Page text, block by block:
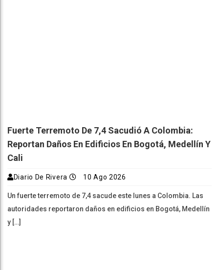
Fuerte Terremoto De 7,4 Sacudió A Colombia:
Reportan Daños En Edificios En Bogotá, Medellín Y
Cali
Diario De Rivera 10 Ago 2026
Un fuerte terremoto de 7,4 sacude este lunes a Colombia. Las
autoridades reportaron daños en edificios en Bogotá, Medellín
y […]